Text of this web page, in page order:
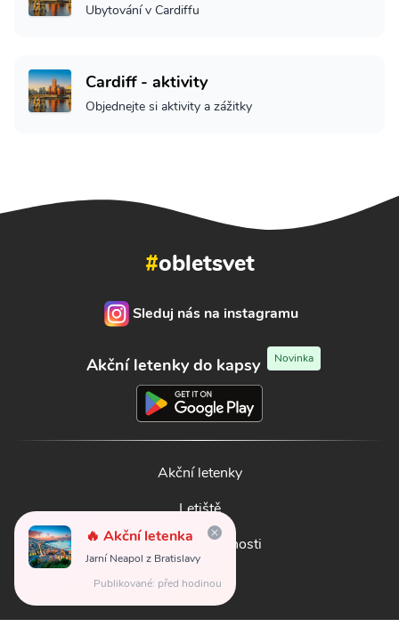
Ubytování v Cardiffu
Cardiff - aktivity
Objednejte si aktivity a zážitky
#obletsvet
Sleduj nás na instagramu
Akční letenky do kapsy Novinka
Akční letenky
Letiště
Letecké společnosti
🔥 Akční letenka
Jarní Neapol z Bratislavy
Publikované: před hodinou